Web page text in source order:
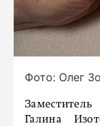
Фото: Олег
Галина